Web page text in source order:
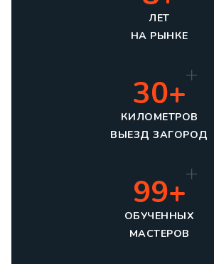
ЛЕТ
НА РЫНКЕ
30+
КИЛОМЕТРОВ
ВЫЕЗД ЗАГОРОД
99+
ОБУЧЕННЫХ
МАСТЕРОВ